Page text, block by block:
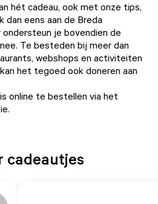
hét cadeau, ook met onze tips,
dan eens aan de Breda
ondersteun je bovendien de
Te besteden bij meer dan
webshops en activiteiten
het tegoed ook doneren aan
online te bestellen via het
.
cadeautjes